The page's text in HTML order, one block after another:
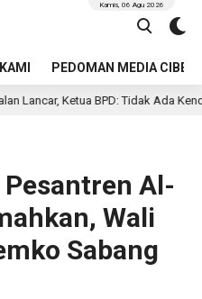
PEDOMAN MEDIA CIBER
Kamis, 06 Agu 2026
BPD: Tidak Ada Kendala Administrasi
Al-
Wali
Sabang